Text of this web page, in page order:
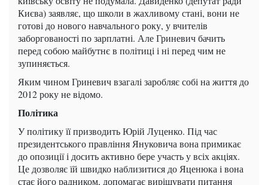
Києва) заявляє, що школи в жахливому стані, вони не
готові до нового навчального року, у вчителів
заборгованості по зарплатні. Але Гриневич бачить
перед собою майбутнє в політиці і ні перед чим не
зупиняється.
Яким чином Гриневич взагалі заробляє собі на життя до
2012 року не відомо.
Політика
У політику її призводить Юрій Луценко. Під час
президентського правління Януковича вона примикає
до опозиції і досить активно бере участь у всіх акціях.
Це дозволяє їй швидко наблизитися до Яценюка і вона
стає його радником, допомагає вирішувати питання